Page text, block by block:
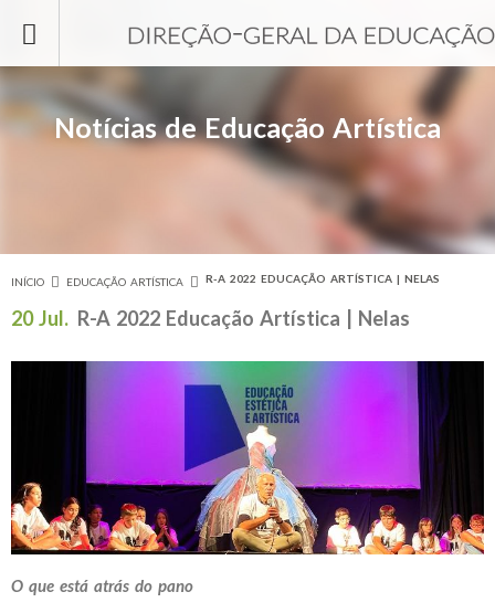
Notícias de Educação Artística
Está aqui
INÍCIO EDUCAÇÃO ARTÍSTICA R-A 2022 EDUCAÇÃO ARTÍSTICA | NELAS
20 Jul. R-A 2022 Educação Artística | Nelas
O que está atrás do pano